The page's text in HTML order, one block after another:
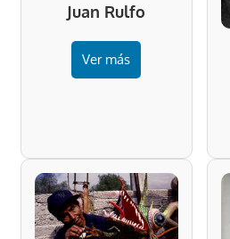
Juan Rulfo
Ver más